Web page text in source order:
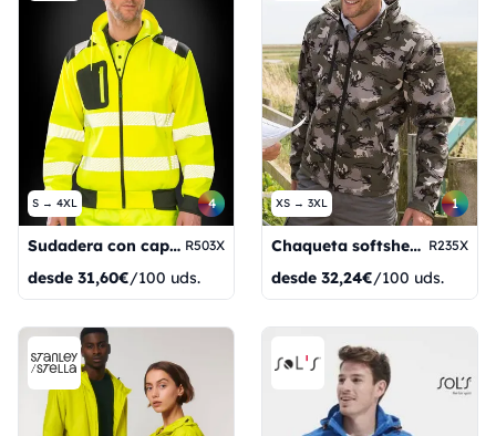
S → 4XL 4
Sudadera con capucha de seguridad con cremallera, fabricada con materiales reciclados. R503X
desde 31,60€/100 uds.
XS → 3XL 1
Chaqueta softshell con capucha Camo TX Performance R235X
desde 32,24€/100 uds.